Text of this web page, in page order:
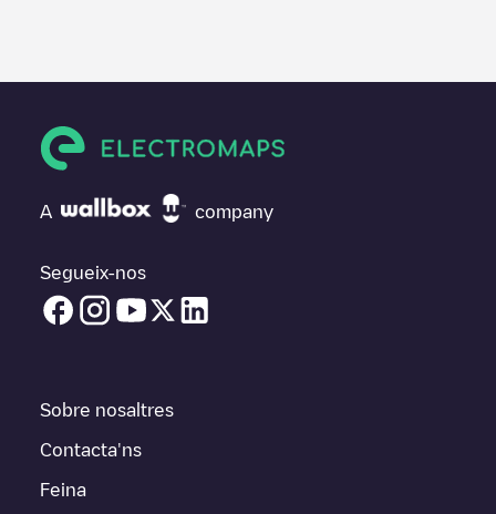
A company
Segueix-nos
Sobre nosaltres
Contacta'ns
Feina